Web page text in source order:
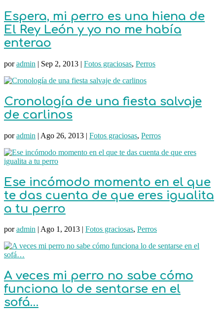
Espera, mi perro es una hiena de
El Rey León y yo no me había
enterao
poradmin | Sep 2, 2013 | Fotos graciosas, Perros
Cronología de una fiesta salvaje
de carlinos
poradmin | Ago 26, 2013 | Fotos graciosas, Perros
Ese incómodo momento en el que
te das cuenta de que eres igualita
a tu perro
poradmin | Ago 1, 2013 | Fotos graciosas, Perros
A veces mi perro no sabe cómo
funciona lo de sentarse en el
sofá…